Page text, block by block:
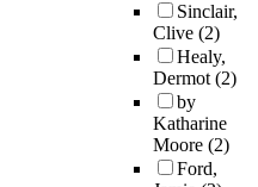
Sinclair,
Clive (2)
Healy,
Dermot(2)
by
Katharine
Moore (2)
Ford,